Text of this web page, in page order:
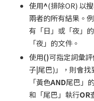
使用^(排除OR) 以
兩者的所有結果。
有「日」或「夜」
「夜」的文件。
使用()可指定詞彙
子|尾巴)」，則會
「黃色AND尾巴」
和「尾巴」執行OR